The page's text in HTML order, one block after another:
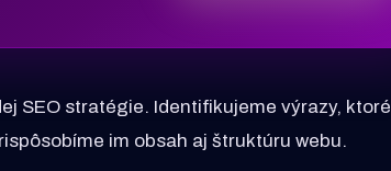
SEO stratégie. Identifikujeme výrazy, ktoré
im obsah aj štruktúru webu.